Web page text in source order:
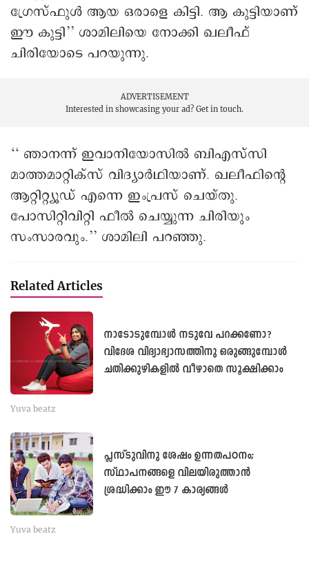
ഗ്രേസ്ഫുൾ ആയ ഒരാളെ കിട്ടി. ആ കുട്ടിയാണ്
ഈ കുട്ടി’’ ശാമിലിയെ നോക്കി ഖലീഫ്
ചിരിയോടെ പറയുന്നു.
ADVERTISEMENT
Interested in showcasing your ad? Get in touch.
‘‘ ഞാനന്ന് ഇവാനിയോസിൽ ബിഎസ്‌സി
മാത്തമാറ്റിക്സ് വിദ്യാർഥിയാണ്. ഖലീഫിന്റെ
ആറ്റിറ്റ്യൂഡ് എന്നെ ഇംപ്രസ് ചെയ്തു.
പോസിറ്റിവിറ്റി ഫീൽ ചെയ്യുന്ന ചിരിയും
സംസാരവും.’’ ശാമിലി പറഞ്ഞു.
Related Articles
നാടോടുമ്പോള്‍ നടുവേ പറക്കണോ?
വിദേശ വിദ്യാഭ്യാസത്തിനു ഒരുങ്ങുമ്പോള്‍
ചതിക്കുഴികളില്‍ വീഴാതെ സൂക്ഷിക്കാം
Yuva beatz
പ്ലസ്ടുവിനു ശേഷം ഉന്നതപഠനം;
സ്ഥാപനങ്ങളെ വിലയിരുത്താൻ
ശ്രദ്ധിക്കാം ഈ 7 കാര്യങ്ങൾ
Yuva beatz